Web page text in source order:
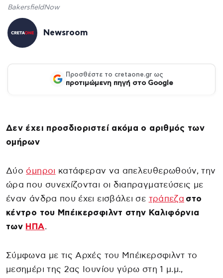
BakersfieldNow
Newsroom
Προσθέστε το cretaone.gr ως
προτιμώμενη πηγή στο Google
Δεν έχει προσδιοριστεί ακόμα ο αριθμός των
ομήρων
Δύο όμηροι κατάφεραν να απελευθερωθούν, την
ώρα που συνεχίζονται οι διαπραγματεύσεις με
έναν άνδρα που έχει εισβάλει σε τράπεζα στο
κέντρο του Μπέικερσφιλντ στην Καλιφόρνια
των ΗΠΑ.
Σύμφωνα με τις Αρχές του Μπέικερσφιλντ το
μεσημέρι της 2ας Ιουνίου γύρω στη 1 μ.μ.,